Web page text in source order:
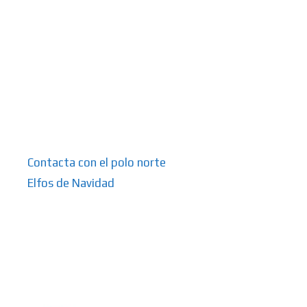
Contacta con el polo norte
Elfos de Navidad